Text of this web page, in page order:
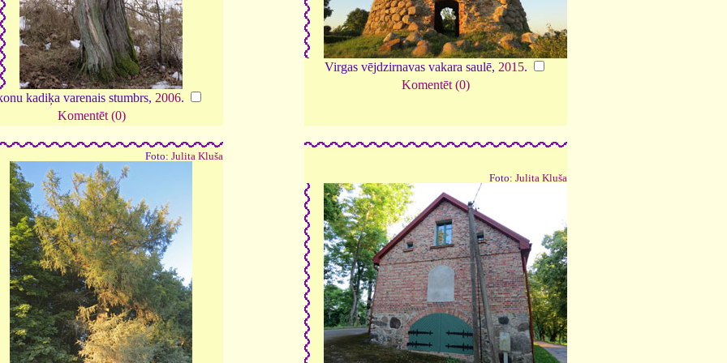
kadiķa varenais stumbrs, 2006.
Komentēt (0)
Virgas vējdzirnavas vakara saulē, 2015.
Komentēt (0)
Foto: Julita Kluša
Foto: Julita Kluša